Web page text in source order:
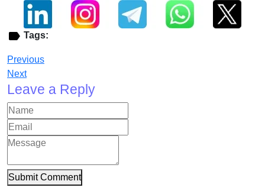
Tags:
Previous
Next
Leave a Reply
Submit Comment